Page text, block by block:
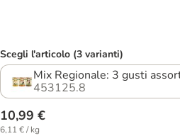
Scegli l'articolo (3 varianti)
Mix Regionale: 3 gusti
453125.8
10,99 €
6,11 € / kg